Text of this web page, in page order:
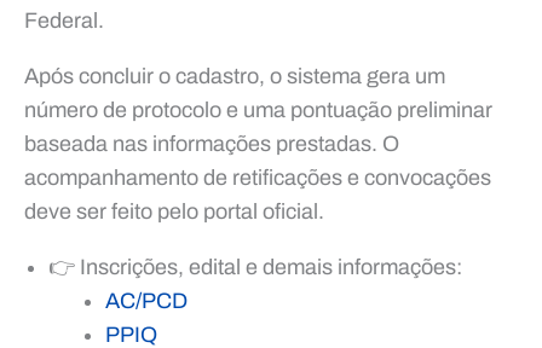
Federal.
Após concluir o cadastro, o sistema gera um
número de protocolo e uma pontuação preliminar
baseada nas informações prestadas. O
acompanhamento de retificações e convocações
deve ser feito pelo portal oficial.
👉 Inscrições, edital e demais informações:
AC/PCD
PPIQ